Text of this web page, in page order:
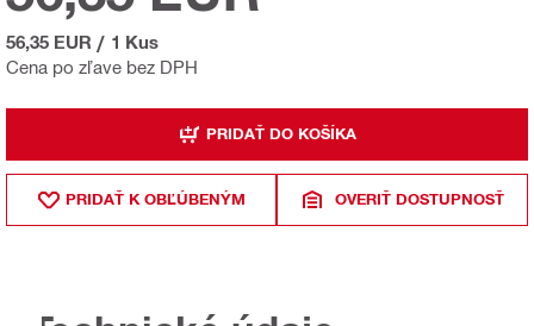
Cena po zľave bez DPH
56,35 EUR / 1 Kus
PRIDAŤ DO KOŠÍKA
PRIDAŤ K OBĽÚBENÝM OVERIŤ DOSTUPNOSŤ